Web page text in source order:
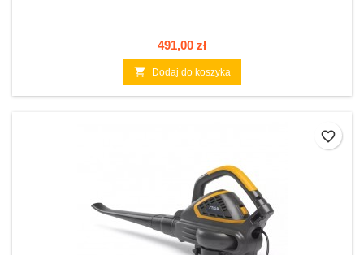
Cena
491,00 zł
 Dodaj do koszyka
favorite_border